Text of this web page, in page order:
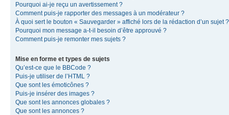
Pourquoi ai-je reçu un avertissement ?
Comment puis-je rapporter des messages à un modérateur ?
À quoi sert le bouton « Sauvegarder » affiché lors de la rédaction d’un sujet ?
Pourquoi mon message a-t-il besoin d’être approuvé ?
Comment puis-je remonter mes sujets ?
Mise en forme et types de sujets
Qu’est-ce que le BBCode ?
Puis-je utiliser de l’HTML ?
Que sont les émoticônes ?
Puis-je insérer des images ?
Que sont les annonces globales ?
Que sont les annonces ?